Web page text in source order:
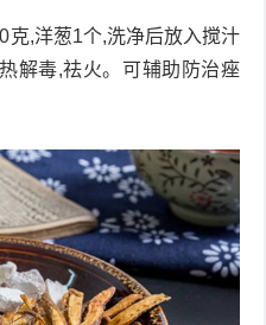
克,洋葱1个,洗净后放入搅汁
解毒,祛火。可辅助防治痤